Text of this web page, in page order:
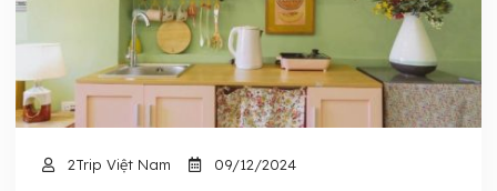
2Trip Việt Nam 09/12/2024